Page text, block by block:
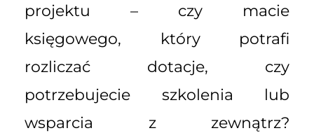
projektu – czy macie
księgowego, który potrafi
rozliczać dotacje, czy
potrzebujecie szkolenia lub
wsparcia z zewnątrz?